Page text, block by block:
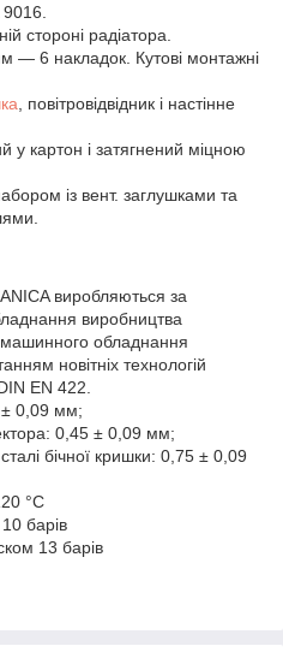
стороні радіатора.
— 6 накладок. Кутові монтажні
, повітровідвідник і настінне
у картон і затягнений міцною
із вент. заглушками та
виробляються за
виробництва
обладнання
новітніх технологій
EN 422.
± 0,09 мм;
0,45 ± 0,09 мм;
бічної кришки: 0,75 ± 0,09
°С
барів
13 барів